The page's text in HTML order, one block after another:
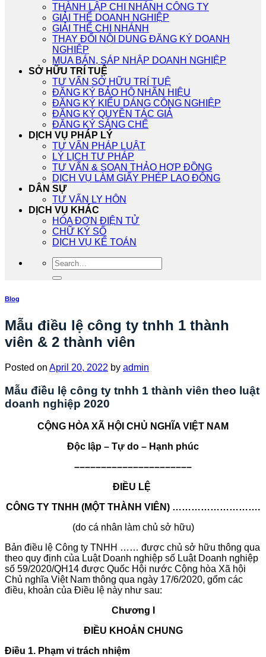
THÀNH LẬP CHI NHÁNH CÔNG TY
GIẢI THỂ DOANH NGHIỆP
GIẢI THỂ CHI NHÁNH
THAY ĐỔI NỘI DUNG ĐĂNG KÝ DOANH
NGHIỆP
MUA BÁN, SÁP NHẬP DOANH NGHIỆP
SỞ HỮU TRÍ TUỆ
TƯ VẤN SỞ HỮU TRÍ TUỆ
ĐĂNG KÝ BẢO HỘ NHÃN HIỆU
ĐĂNG KÝ KIỂU DÁNG CÔNG NGHIỆP
ĐĂNG KÝ QUYỀN TÁC GIẢ
ĐĂNG KÝ SÁNG CHẾ
DỊCH VỤ PHÁP LÝ
TƯ VẤN PHÁP LUẬT
LÝ LỊCH TƯ PHÁP
TƯ VẤN & SOẠN THẢO HỢP ĐỒNG
DỊCH VỤ LÀM GIẤY PHÉP LAO ĐỘNG
DÂN SỰ
TƯ VẤN LY HÔN
DỊCH VỤ KHÁC
HÓA ĐƠN ĐIỆN TỬ
CHỮ KÝ SỐ
DỊCH VỤ KẾ TOÁN
Blog
Mẫu điều lệ công ty tnhh 1 thành
viên & 2 thành viên
Posted on April 20, 2022 by admin
Mẫu điều lệ công ty tnhh 1 thành viên theo luật
doanh nghiệp 2020
CỘNG HÒA XÃ HỘI CHỦ NGHĨA VIỆT NAM
Độc lập – Tự do – Hạnh phúc
­­­­––––––––––––––––––––––
ĐIỀU LỆ
CÔNG TY TNHH (MỘT THÀNH VIÊN) ……………………….
(do cá nhân làm chủ sở hữu)
Bản điều lệ Công ty TNHH …… được chủ sở hữu thông qua
theo quy định của Luật Doanh nghiệp số Luật Doanh nghiệp
số 59/2020/QH14 được Quốc Hội nước Cộng hòa Xã hội
Chủ nghĩa Việt Nam thông qua ngày 17/6/2020, gổm các
điều, khoản của Điều lệ này như sau:
Chương I
ĐIỀU KHOẢN CHUNG
Điều 1. Phạm vi trách nhiệm